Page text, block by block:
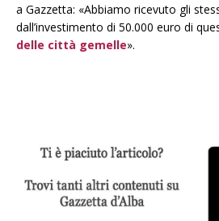
a Gazzetta: «Abbiamo ricevuto gli
dall’investimento di 50.000 euro di
delle città gemelle».